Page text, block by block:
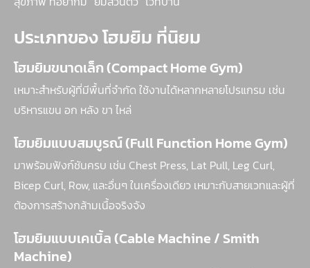
ประเภทของ โฮมยิม ที่นิยม
โฮมยิมขนาดเล็ก (Compact Home Gym)
เหมาะสำหรับผู้ที่มีพื้นที่จำกัด ใช้งานได้หลากหลายโปรแกรม เช่น
บริหารแขน อก หลัง ขา ไหล่
โฮมยิมแบบสมบูรณ์ (Full Function Home Gym)
มาพร้อมฟังก์ชันครบ เช่น Chest Press, Lat Pull, Leg Curl,
Bicep Curl, Row, และอื่นๆ ในเครื่องเดียว เหมาะกับสายเวทและผู้ที่
ต้องการสร้างกล้ามเนื้อจริงจัง
โฮมยิมแบบเคเบิ้ล (Cable Machine / Smith
Machine)